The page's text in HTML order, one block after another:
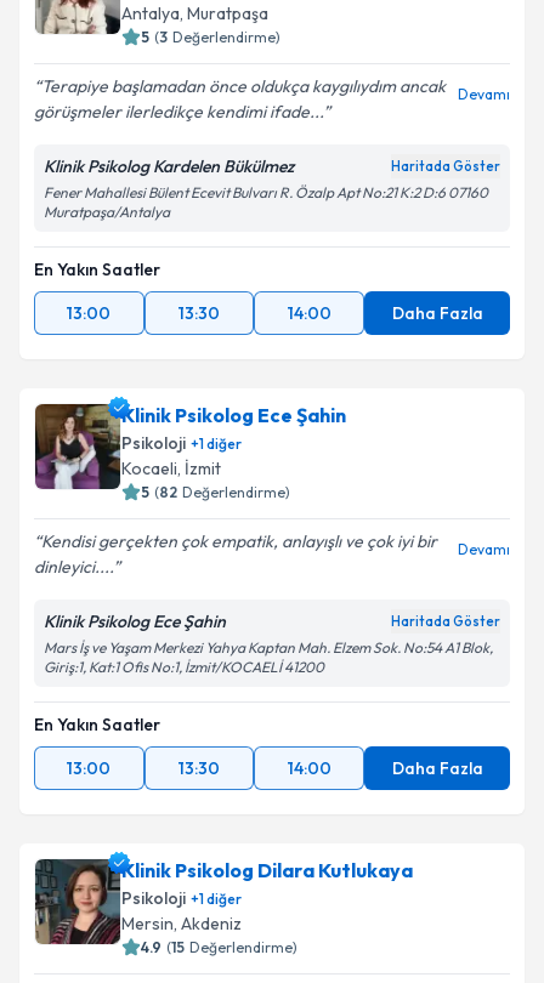
Antalya, Muratpaşa
5 (3 Değerlendirme)
Terapiye başlamadan önce oldukça kaygılıydım ancak
görüşmeler ilerledikçe kendimi ifade...
Devamı
Klinik Psikolog Kardelen Bükülmez Haritada Göster
Fener Mahallesi Bülent Ecevit Bulvarı R. Özalp Apt No:21 K:2 D:6 07160
Muratpaşa/Antalya
En Yakın Saatler
13:00
13:30 14:00 Daha Fazla
Klinik Psikolog Ece Şahin
Psikoloji +1diğer
Kocaeli, İzmit
5 (82 Değerlendirme)
Kendisi gerçekten çok empatik, anlayışlı ve çok iyi bir
dinleyici....
Devamı
Klinik Psikolog Ece Şahin Haritada Göster
Mars İş ve Yaşam Merkezi Yahya Kaptan Mah. Elzem Sok. No:54 A1 Blok,
Giriş:1, Kat:1 Ofis No:1, İzmit/KOCAELİ 41200
En Yakın Saatler
13:00
13:30 14:00 Daha Fazla
Klinik Psikolog Dilara Kutlukaya
Psikoloji +1diğer
Mersin, Akdeniz
4.9 (15 Değerlendirme)